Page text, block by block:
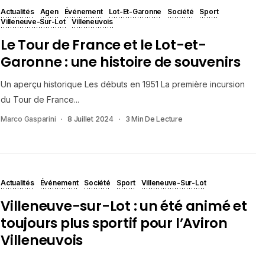
Actualités Agen Événement Lot-Et-Garonne Société
Sport
Villeneuve-Sur-Lot
Villeneuvois
Le Tour de France et le Lot-et-
Garonne : une histoire de souvenirs
Un aperçu historique Les débuts en 1951 La première incursion
du Tour de France...
Marco Gasparini 8 Juillet 2024 3 Min De Lecture
Actualités Événement Société Sport Villeneuve-Sur-Lot
Villeneuve-sur-Lot : un été animé et
toujours plus sportif pour l’Aviron
Villeneuvois